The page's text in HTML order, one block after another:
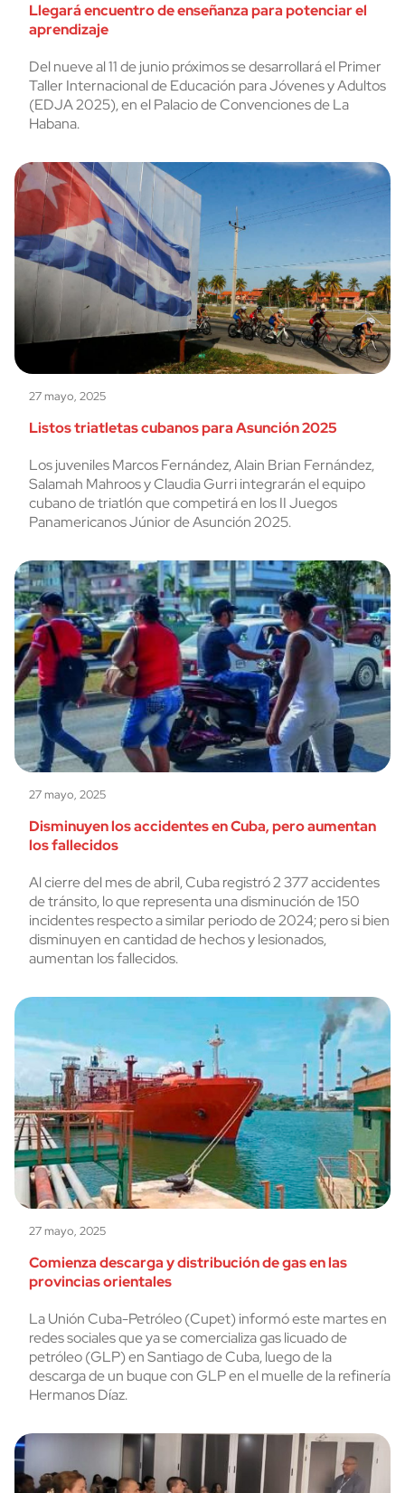
Llegará encuentro de enseñanza para potenciar el
aprendizaje
Del nueve al 11 de junio próximos se desarrollará el Primer
Taller Internacional de Educación para Jóvenes y Adultos
(EDJA 2025), en el Palacio de Convenciones de La
Habana.
27 mayo, 2025
Listos triatletas cubanos para Asunción 2025
Los juveniles Marcos Fernández, Alain Brian Fernández,
Salamah Mahroos y Claudia Gurri integrarán el equipo
cubano de triatlón que competirá en los II Juegos
Panamericanos Júnior de Asunción 2025.
27 mayo, 2025
Disminuyen los accidentes en Cuba, pero aumentan
los fallecidos
Al cierre del mes de abril, Cuba registró 2 377 accidentes
de tránsito, lo que representa una disminución de 150
incidentes respecto a similar periodo de 2024; pero si bien
disminuyen en cantidad de hechos y lesionados,
aumentan los fallecidos.
27 mayo, 2025
Comienza descarga y distribución de gas en las
provincias orientales
La Unión Cuba-Petróleo (Cupet) informó este martes en
redes sociales que ya se comercializa gas licuado de
petróleo (GLP) en Santiago de Cuba, luego de la
descarga de un buque con GLP en el muelle de la refinería
Hermanos Díaz.